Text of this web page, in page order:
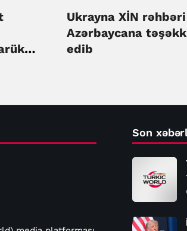
Ukrayna XİN rəhbəri
Azərbaycana
edib
Son